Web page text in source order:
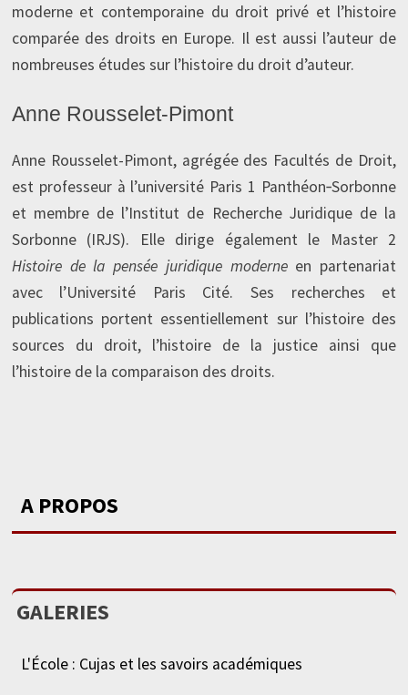
moderne et contemporaine du droit privé et l’histoire
comparée des droits en Europe. Il est aussi l’auteur de
nombreuses études sur l’histoire du droit d’auteur.
Anne Rousselet‑Pimont
Anne Rousselet-Pimont, agrégée des Facultés de Droit,
est professeur à l’université Paris 1 Panthéon‑Sorbonne
et membre de l’Institut de Recherche Juridique de la
Sorbonne (IRJS). Elle dirige également le Master 2
Histoire de la pensée juridique moderneen partenariat
avec l’Université Paris Cité. Ses recherches et
publications portent essentiellement sur l’histoire des
sources du droit, l’histoire de la justice ainsi que
l’histoire de la comparaison des droits.
A PROPOS
GALERIES
L'École : Cujas et les savoirs académiques